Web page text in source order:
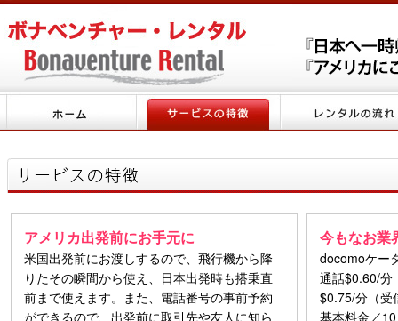
アメリカ出発前にお手元に
米国出発前にお渡しするので、飛行機から降
りたその瞬間から使え、日本出発時も搭乗直
前まで使えます。また、電話番号の事前予約
ができるので、出発前に取引先や友人に知ら
今もなお業
docomoケー
通話$0.60/分
$0.75/分（受
基本料金／